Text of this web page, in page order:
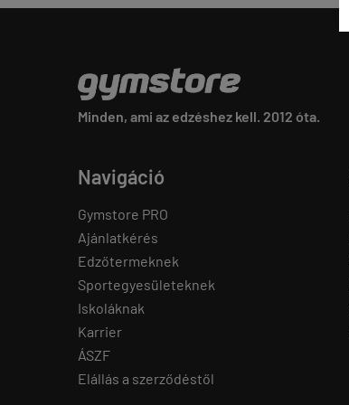
Minden, ami az edzéshez kell. 2012 óta.
Navigáció
Gymstore PRO
Ajánlatkérés
Edzőtermeknek
Sportegyesületeknek
Iskoláknak
Karrier
ÁSZF
Elállás a szerződéstől